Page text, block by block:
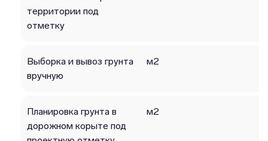
территории под
отметку
Выборка и вывоз грунта
вручную
м2
Планировка грунта в
дорожном корыте под
м2